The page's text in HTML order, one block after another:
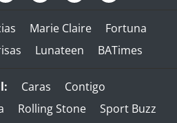
Marie Claire
Fortuna
Lunateen BATimes
Caras
Contigo
Rolling Stone Sport Buzz